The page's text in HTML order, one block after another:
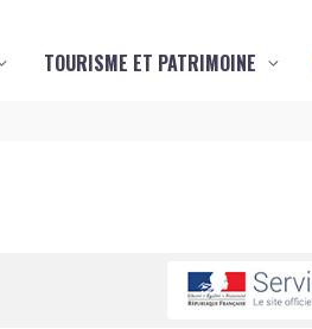
TOURISME ET PATRIMOINE